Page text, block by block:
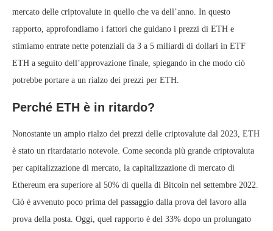
mercato delle criptovalute in quello che va dell’anno. In questo
rapporto, approfondiamo i fattori che guidano i prezzi di ETH e
stimiamo entrate nette potenziali da 3 a 5 miliardi di dollari in ETF
ETH a seguito dell’approvazione finale, spiegando in che modo ciò
potrebbe portare a un rialzo dei prezzi per ETH.
Perché ETH è in ritardo?
Nonostante un ampio rialzo dei prezzi delle criptovalute dal 2023, ETH
è stato un ritardatario notevole. Come seconda più grande criptovaluta
per capitalizzazione di mercato, la capitalizzazione di mercato di
Ethereum era superiore al 50% di quella di Bitcoin nel settembre 2022.
Ciò è avvenuto poco prima del passaggio dalla prova del lavoro alla
prova della posta. Oggi, quel rapporto è del 33% dopo un prolungato